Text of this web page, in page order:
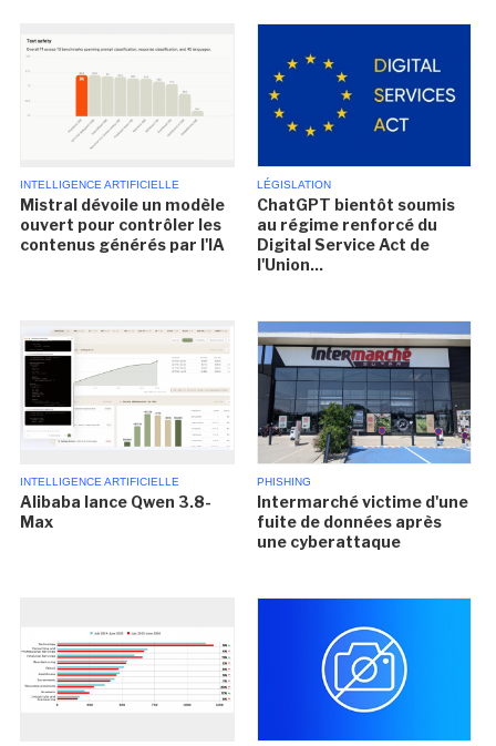
INTELLIGENCE ARTIFICIELLE
Mistral dévoile un modèle
ouvert pour contrôler les
contenus générés par l'IA
LÉGISLATION
ChatGPT bientôt soumis
au régime renforcé du
Digital Service Act de
l'Union...
INTELLIGENCE ARTIFICIELLE
Alibaba lance Qwen 3.8-
Max
PHISHING
Intermarché victime d'une
fuite de données après
une cyberattaque